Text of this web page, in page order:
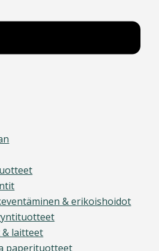
& erikoishoidot
& laitteet
paperituotteet